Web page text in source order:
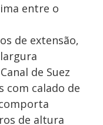
entre o
de extensão,
de Suez
com calado de
de altura